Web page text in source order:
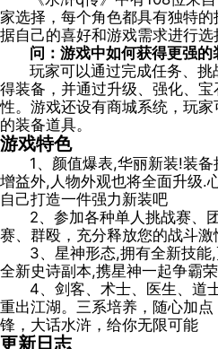
家选择，每个角色都具有独特
据自己的喜好和游戏需求进行选
问：游戏中如何获得更强的
玩家可以通过完成任务、
得装备，并通过升级、强化、
性。游戏还设有商城系统，玩
的装备道具。
游戏特色
1、颜值爆表,华丽新装!装
增益外,人物外观也将全面升级.
自己打造一件强力新装吧
2、参加各种单人挑战赛、
赛、群殴，充分释放您的战斗激
3、星神形态,拥有全新技
全新史诗副本,携星神一起争霸
4、剑客、术士、医生、道
重出江湖。三系培养，随心加
锋，大话水浒，给你无限可能
更新日志